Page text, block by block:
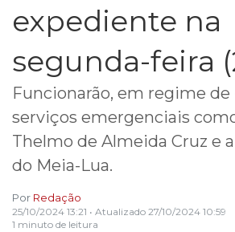
expediente na
segunda-feira
Funcionarão, em regime de
serviços emergenciais
Thelmo de Almeida Cruz e
do Meia-Lua.
Por Redação
25/10/2024 13:21 • Atualizado 27/10/2024 10:59
1 minuto de leitura